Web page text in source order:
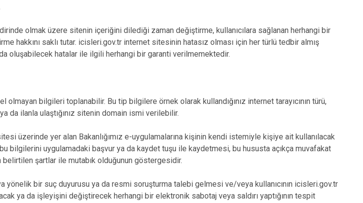
olmak üzere sitenin içeriğini dilediği zaman değiştirme, kullanıcılara sağlanan herhangi bir
hakkını saklı tutar. icisleri.gov.tr internet sitesinin hatasız olması için her türlü tedbir almış
oluşabilecek hatalar ile ilgili herhangi bir garanti verilmemektedir.
bilgileri toplanabilir. Bu tip bilgilere örnek olarak kullandığınız internet tarayıcının türü,
da ilanla ulaştığınız sitenin domain ismi verilebilir.
üzerinde yer alan Bakanlığımız e-uygulamalarına kişinin kendi istemiyle kişiye ait kullanılacak
bilgilerini uygulamadaki başvur ya da kaydet tuşu ile kaydetmesi, bu hususta açıkça muvafakat
şartlar ile mutabık olduğunun göstergesidir.
bir suç duyurusu ya da resmi soruşturma talebi gelmesi ve/veya kullanıcının icisleri.gov.tr
ya da işleyişini değiştirecek herhangi bir elektronik sabotaj veya saldırı yaptığının tespit